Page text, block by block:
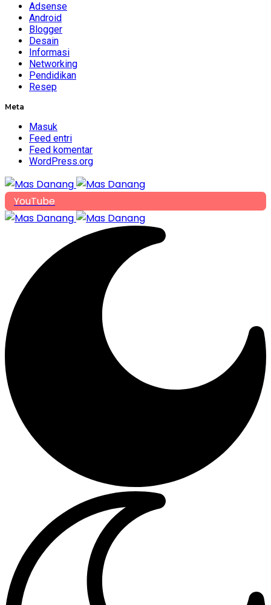
Adsense
Android
Blogger
Desain
Informasi
Networking
Pendidikan
Resep
Meta
Masuk
Feed entri
Feed komentar
WordPress.org
YouTube